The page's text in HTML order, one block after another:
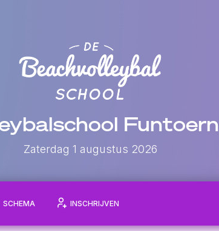
Zaterdag 1 augustus 2026
SCHEMA INSCHRIJVEN